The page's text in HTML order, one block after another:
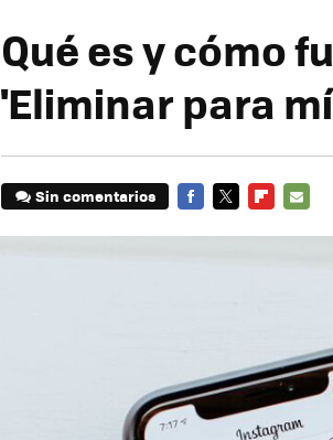
Qué es y cómo
'Eliminar para
Sin comentarios